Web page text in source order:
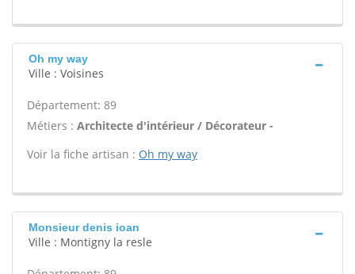
Oh my way
Ville : Voisines
Département: 89
Métiers : Architecte d'intérieur / Décorateur -
Voir la fiche artisan : Oh my way
Monsieur denis ioan
Ville : Montigny la resle